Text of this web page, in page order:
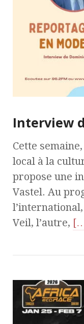
Interview
Cette
local à la
propose une
Vastel. Au
Veil, l’autre,